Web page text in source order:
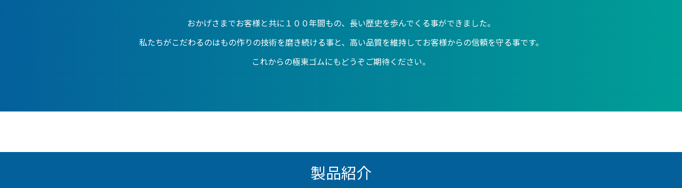
おかげさまでお客様と共に１００年間もの、長い歴史を歩んでくる事ができました。
私たちがこだわるのはもの作りの技術を磨き続ける事と、高い品質を維持してお客様からの信頼を守る事です。
これからの極東ゴムにもどうぞご期待ください。
製品紹介